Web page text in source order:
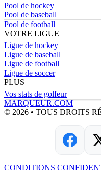
Pool de hockey
Pool de baseball
Pool de football
VOTRE LIGUE
Ligue de hockey
Ligue de baseball
Ligue de football
Ligue de soccer
PLUS
Vos stats de golfeur
MARQUEUR.COM
© 2026 • TOUS DROITS
CONDITIONS